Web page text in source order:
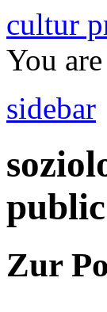
cultur
You
sidebar
Zur